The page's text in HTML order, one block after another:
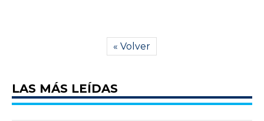
« Volver
LAS MÁS LEÍDAS